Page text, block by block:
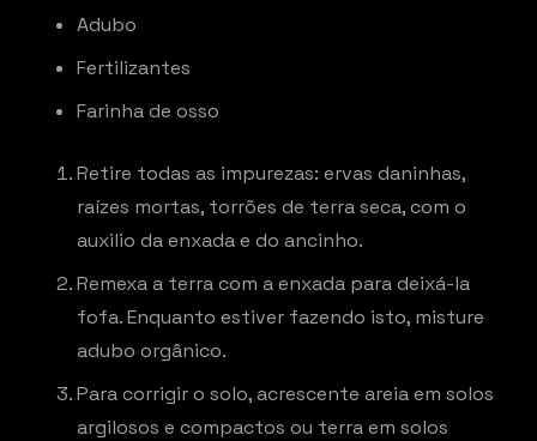
Adubo
Fertilizantes
Farinha de osso
Retire todas as impurezas: ervas daninhas,
raízes mortas, torrões de terra seca, com o
auxilio da enxada e do ancinho.
Remexa a terra com a enxada para deixá-la
fofa. Enquanto estiver fazendo isto, misture
adubo orgânico.
Para corrigir o solo, acrescente areia em solos
argilosos e compactos ou terra em solos